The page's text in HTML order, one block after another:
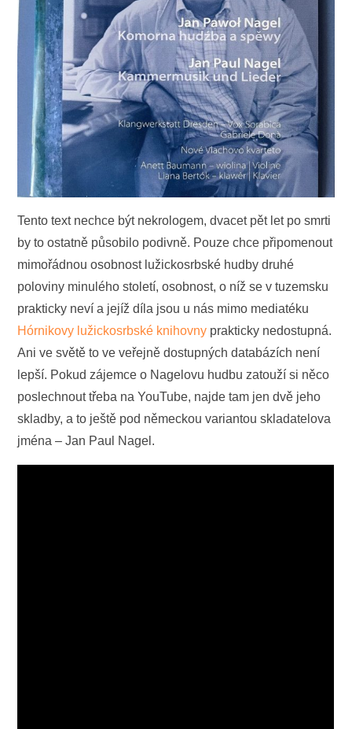
Tento text nechce být nekrologem, dvacet pět let po smrti
by to ostatně působilo podivně. Pouze chce připomenout
mimořádnou osobnost lužickosrbské hudby druhé
poloviny minulého století, osobnost, o níž se v tuzemsku
prakticky neví a jejíž díla jsou u nás mimo mediatéku
Hórnikovy lužickosrbské knihovny prakticky nedostupná.
Ani ve světě to ve veřejně dostupných databázích není
lepší. Pokud zájemce o Nagelovu hudbu zatouží si něco
poslechnout třeba na YouTube, najde tam jen dvě jeho
skladby, a to ještě pod německou variantou skladatelova
jména –⁠ Jan Paul Nagel.